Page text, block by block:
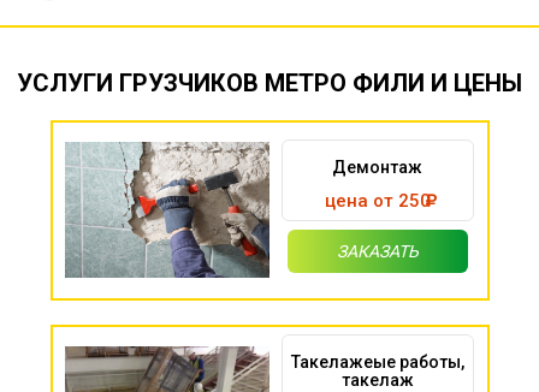
УСЛУГИ ГРУЗЧИКОВ МЕТРО ФИЛИ И ЦЕНЫ
Демонтаж
цена от 250
ЗАКАЗАТЬ
Такелажеые работы,
такелаж